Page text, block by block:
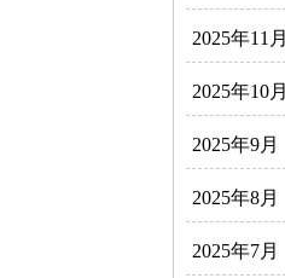
2025年11月
2025年10月
2025年9月
2025年8月
2025年7月